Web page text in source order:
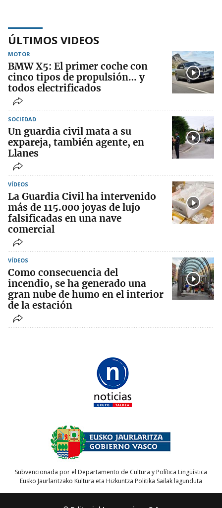
ÚLTIMOS VIDEOS
MOTOR
BMW X5: El primer coche con
cinco tipos de propulsión… y
todos electrificados
SOCIEDAD
Un guardia civil mata a su
expareja, también agente, en
Llanes
VÍDEOS
La Guardia Civil ha intervenido
más de 115.000 joyas de lujo
falsificadas en una nave
comercial
VÍDEOS
Como consecuencia del
incendio, se ha generado una
gran nube de humo en el interior
de la estación
Subvencionada por el Departamento de Cultura y Política Lingüística
Eusko Jaurlaritzako Kultura eta Hizkuntza Politika Sailak lagunduta